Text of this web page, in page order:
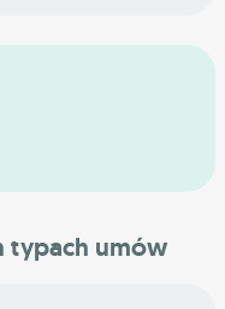
typach umów